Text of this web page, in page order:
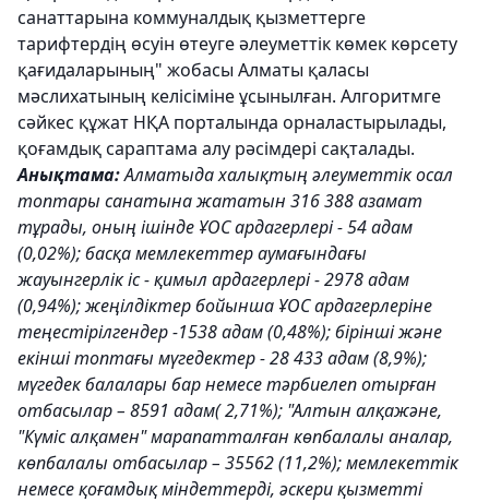
санаттарына коммуналдық қызметтерге
тарифтердің өсуін өтеуге әлеуметтік көмек көрсету
қағидаларының" жобасы Алматы қаласы
мәслихатының келісіміне ұсынылған. Алгоритмге
сәйкес құжат НҚА порталында орналастырылады,
қоғамдық сараптама алу рәсімдері сақталады.
Анықтама:Алматыда халықтың әлеуметтік осал
топтары санатына жататын 316 388 азамат
тұрады, оның ішінде ҰОС ардагерлері - 54 адам
(0,02%); басқа мемлекеттер аумағындағы
жауынгерлік іс - қимыл ардагерлері - 2978 адам
(0,94%); жеңілдіктер бойынша ҰОС ардагерлеріне
теңестірілгендер -1538 адам (0,48%); бірінші және
екінші топтағы мүгедектер - 28 433 адам (8,9%);
мүгедек балалары бар немесе тәрбиелеп отырған
отбасылар – 8591 адам( 2,71%); "Алтын алқажәне,
"Күміс алқамен" марапатталған көпбалалы аналар,
көпбалалы отбасылар – 35562 (11,2%); мемлекеттік
немесе қоғамдық міндеттерді, әскери қызметті